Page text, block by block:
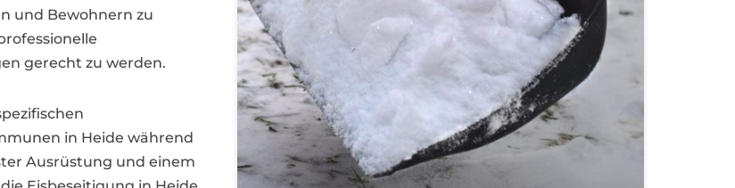
und Bewohnern zu
gerecht zu werden.
in Heide während
Ausrüstung und einem